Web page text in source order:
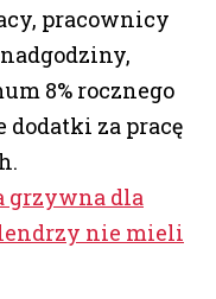
pracownicy
8% rocznego
za pracę
grzywna dla
nie mieli